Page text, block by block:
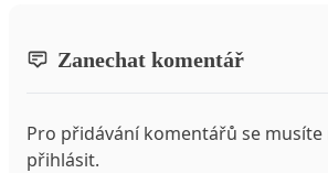
Zanechat komentář
Pro přidávání komentářů se musíte
přihlásit.